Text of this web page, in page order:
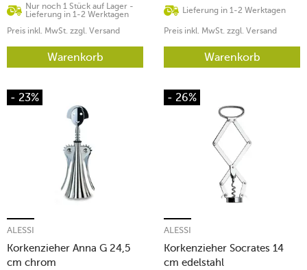
Nur noch 1 Stück auf Lager -
Lieferung in 1-2 Werktagen
Preis inkl. MwSt. zzgl. Versand
Warenkorb
Lieferung in 1-2 Werktagen
Preis inkl. MwSt. zzgl. Versand
Warenkorb
- 23%
Korkenzieher Anna G 24,5
cm chrom
ALESSI
- 26%
Korkenzieher Socrates 14
cm edelstahl
ALESSI